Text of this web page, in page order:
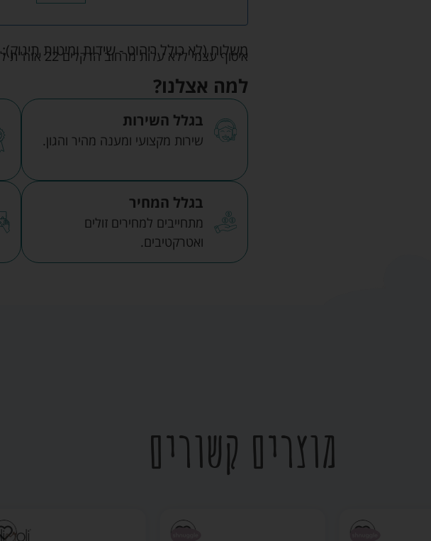
משלוח (לא כולל ריהוט - שידות ומיטות תינוק):
איסוף עצמי ללא עלות מרחוב הדקלים 22 אזה"ת לב הארץ ראש העין
למה אצלנו?
בגלל השירות
שירות מקצועי ומענה מהיר והגון.
בגלל המחיר
מתחייבים למחירים זולים
ואטרקטיבים.
מוצרים קשורים